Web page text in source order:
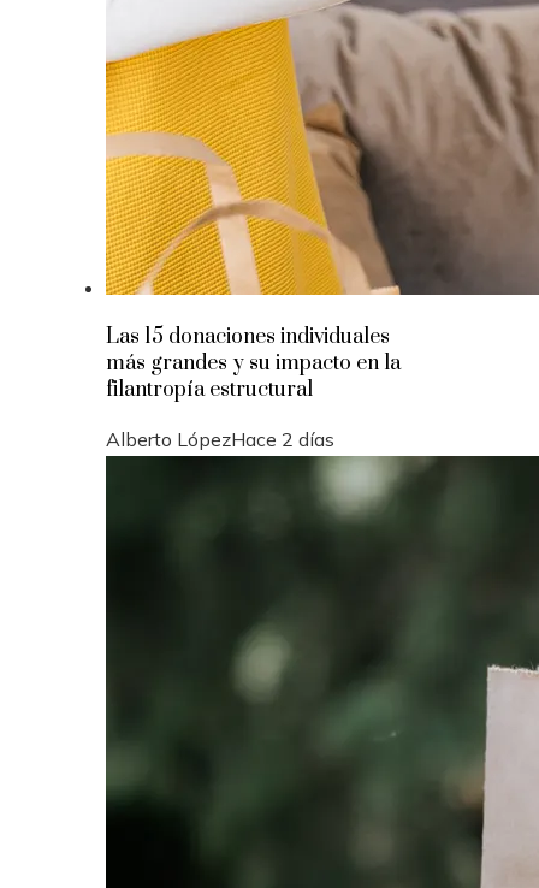
Las 15 donaciones individuales
más grandes y su impacto en la
filantropía estructural
Alberto LópezHace 2 días